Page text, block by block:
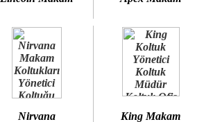
Nirvana King Makam